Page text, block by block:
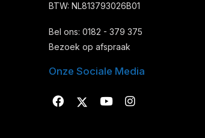
BTW: NL813793026B01
Bel ons: 0182 - 379 375
Bezoek op afspraak
Onze Sociale Media